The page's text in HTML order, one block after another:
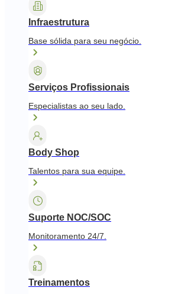
Infraestrutura
Base sólida para seu negócio.
Serviços Profissionais
Especialistas ao seu lado.
Body Shop
Talentos para sua equipe.
Suporte NOC/SOC
Monitoramento 24/7.
Treinamentos